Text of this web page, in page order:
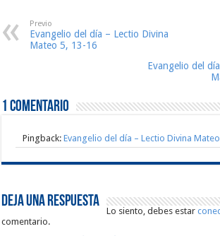
Previo
Evangelio del día – Lectio Divina
Mateo 5, 13-16
Evangelio del
1 comentario
Pingback:Evangelio del día – Lectio Divina
Deja una respuesta
Lo siento, debes estar
comentario.